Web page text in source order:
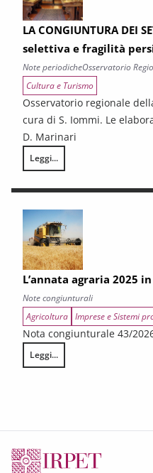
LA CONGIUNTURA DEI
selettiva e fragilità
Note periodicheOsservatorio
Cultura e Turismo
Osservatorio regionale
cura di S. Iommi. Le
D. Marinari
Leggi...
LA CONGIUNTURA DEI
L’annata agraria 2025
Note congiunturali
Agricoltura Imprese e Sistemi
Nota congiunturale 43/
Leggi...
L’annata agraria 2025 in